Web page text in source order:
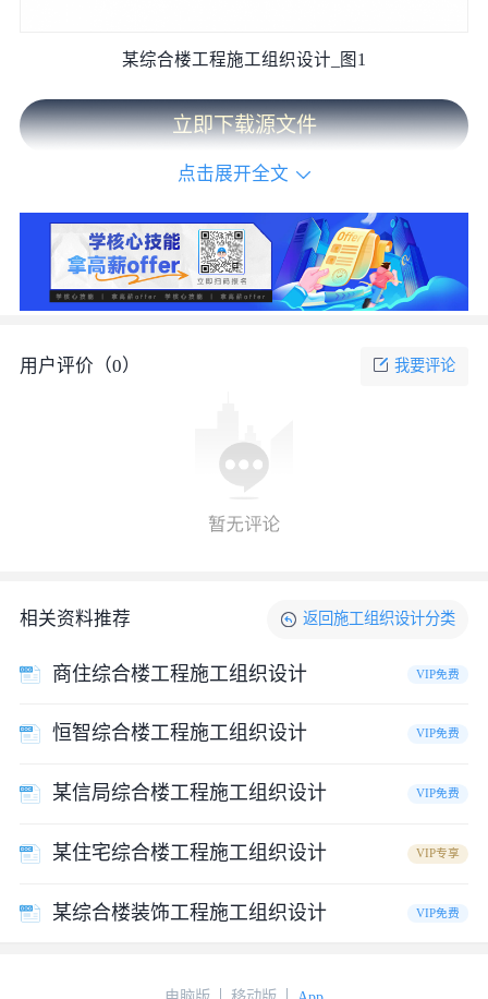
某综合楼工程施工组织设计_图1
立即下载源文件
点击展开全文
用户评价（0） 我要评论
相关资料推荐 返回 施工组织设计分类
商住综合楼工程施工组织设计 VIP免费
恒智综合楼工程施工组织设计 VIP免费
某信局综合楼工程施工组织设计 VIP免费
某住宅综合楼工程施工组织设计 VIP专享
某综合楼装饰工程施工组织设计 VIP免费